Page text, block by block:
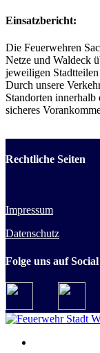
Einsatzbericht:
Die Feuerwehren
Netze und Waldeck
jeweiligen
Durch unsere
Standorten
sicheres
Rechtliche Seiten
Impressum
Datenschutz
Folge uns auf